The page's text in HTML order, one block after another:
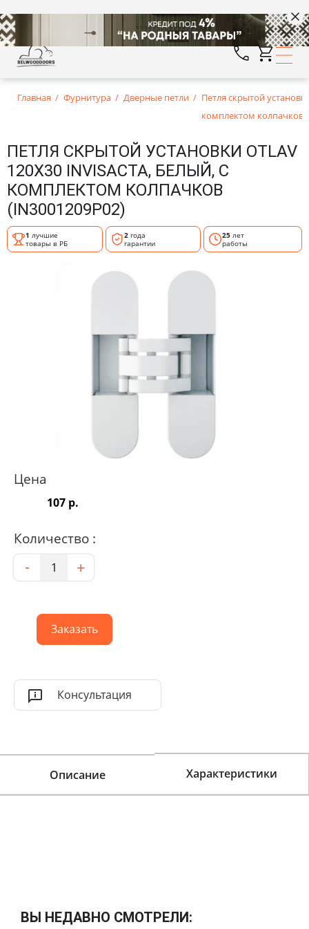
Главная Фурнитура Дверные петли
Петля скрытой
комплектом колпачков
ПЕТЛЯ СКРЫТОЙ УСТАНОВКИ ОТLAV
120Х30 INVISACTA, БЕЛЫЙ, С
КОМПЛЕКТОМ КОЛПАЧКОВ
(IN3001209P02)
1 лучшие
товары в РБ
2года
гарантии
25 лет
работы
Цена
107 р.
Количество :
Количество
- +
Заказать
Консультация
Описание Характеристики
ВЫ НЕДАВНО СМОТРЕЛИ: